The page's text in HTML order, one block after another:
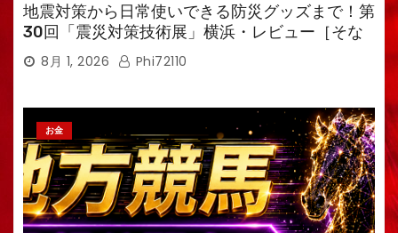
地震対策から日常使いできる防災グッズまで！第
30回「震災対策技術展」横浜・レビュー［そな
えるTV・高荷智也］
8月 1, 2026 Phi72110
お金